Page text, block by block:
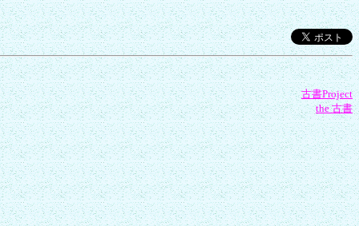
古書Project
the 古書